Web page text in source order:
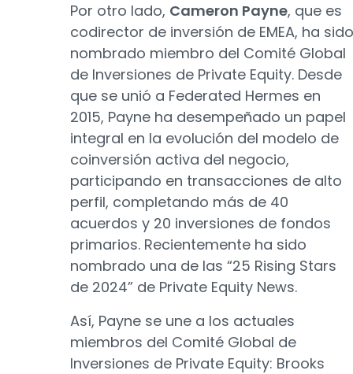
Por otro lado, Cameron Payne, que es
codirector de inversión de EMEA, ha sido
nombrado miembro del Comité Global
de Inversiones de Private Equity. Desde
que se unió a Federated Hermes en
2015, Payne ha desempeñado un papel
integral en la evolución del modelo de
coinversión activa del negocio,
participando en transacciones de alto
perfil, completando más de 40
acuerdos y 20 inversiones de fondos
primarios. Recientemente ha sido
nombrado una de las “25 Rising Stars
de 2024” de Private Equity News.
Así, Payne se une a los actuales
miembros del Comité Global de
Inversiones de Private Equity: Brooks